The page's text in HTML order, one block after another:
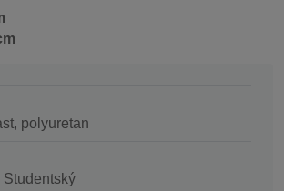
polyuretan
Studentský